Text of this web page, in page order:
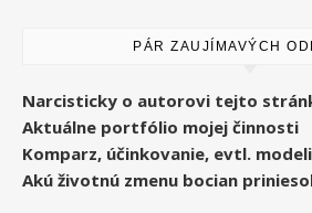
PÁR ZAUJÍMAVÝCH
Narcisticky o autorovi tejto
Aktuálne portfólio mojej činnosti
Komparz, účinkovanie, evtl.
Akú životnú zmenu bocian